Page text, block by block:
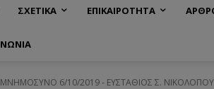
ΣΧΕΤΙΚΑ ΕΠΙΚΑΙΡΟΤΗΤΑ
ΜΝΗΜΟΣΥΝΟ 6/10/2019 - ΕΥΣΤΑΘΙΟΣ Σ.